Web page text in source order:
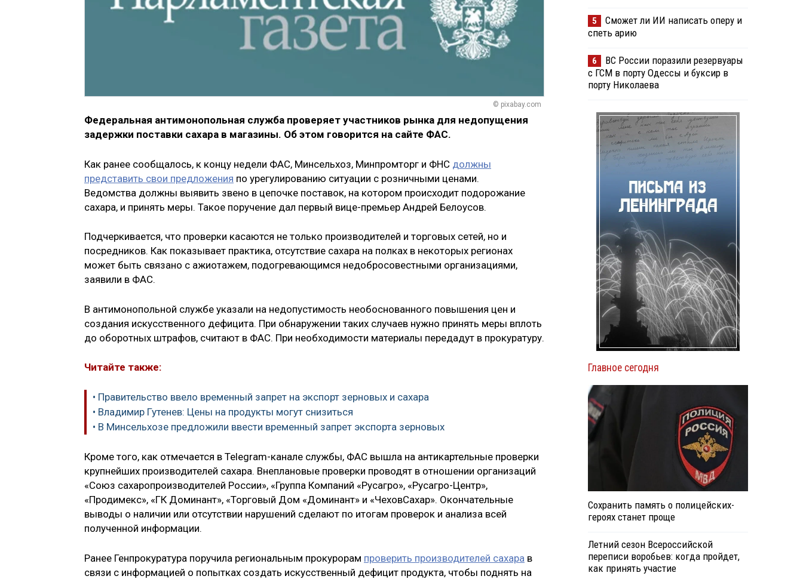
© pixabay.com
Федеральная антимонопольная служба проверяет участников рынка для недопущения
задержки поставки сахара в магазины. Об этом говорится на сайте ФАС.
Как ранее сообщалось, к концу недели ФАС, Минсельхоз, Минпромторг и ФНС должны
представить свои предложения по урегулированию ситуации с розничными ценами.
Ведомства должны выявить звено в цепочке поставок, на котором происходит подорожание
сахара, и принять меры. Такое поручение дал первый вице-премьер Андрей Белоусов.
Подчеркивается, что проверки касаются не только производителей и торговых сетей, но и
посредников. Как показывает практика, отсутствие сахара на полках в некоторых регионах
может быть связано с ажиотажем, подогревающимся недобросовестными организациями,
заявили в ФАС.
В антимонопольной службе указали на недопустимость необоснованного повышения цен и
создания искусственного дефицита. При обнаружении таких случаев нужно принять меры вплоть
до оборотных штрафов, считают в ФАС. При необходимости материалы передадут в прокуратуру.
Читайте также:
• Правительство ввело временный запрет на экспорт зерновых и сахара
• Владимир Гутенев: Цены на продукты могут снизиться
• В Минсельхозе предложили ввести временный запрет экспорта зерновых
Кроме того, как отмечается в Telegram-канале службы, ФАС вышла на антикартельные проверки
крупнейших производителей сахара. Внеплановые проверки проводят в отношении организаций
«Cоюз сахаропроизводителей России», «Группа Компаний «Русагро», «Русагро-Центр»,
«Продимекс», «ГК Доминант», «Торговый Дом «Доминант» и «ЧеховСахар». Окончательные
выводы о наличии или отсутствии нарушений сделают по итогам проверок и анализа всей
полученной информации.
Ранее Генпрокуратура поручила региональным прокурорам проверить производителей сахара в
связи с информацией о попытках создать искусственный дефицит продукта, чтобы поднять на
5
Сможет ли ИИ написать оперу и
спеть арию
6
ВС России поразили резервуары
с ГСМ в порту Одессы и буксир в
порту Николаева
Главное сегодня
Сохранить память о полицейских-
героях станет проще
Летний сезон Всероссийской
переписи воробьев: когда пройдет,
как принять участие